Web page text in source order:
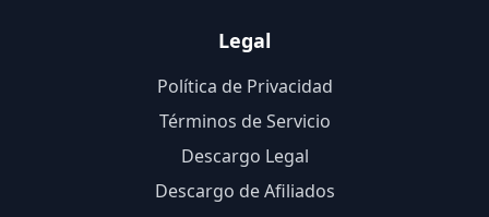
Legal
Política de Privacidad
Términos de Servicio
Descargo Legal
Descargo de Afiliados